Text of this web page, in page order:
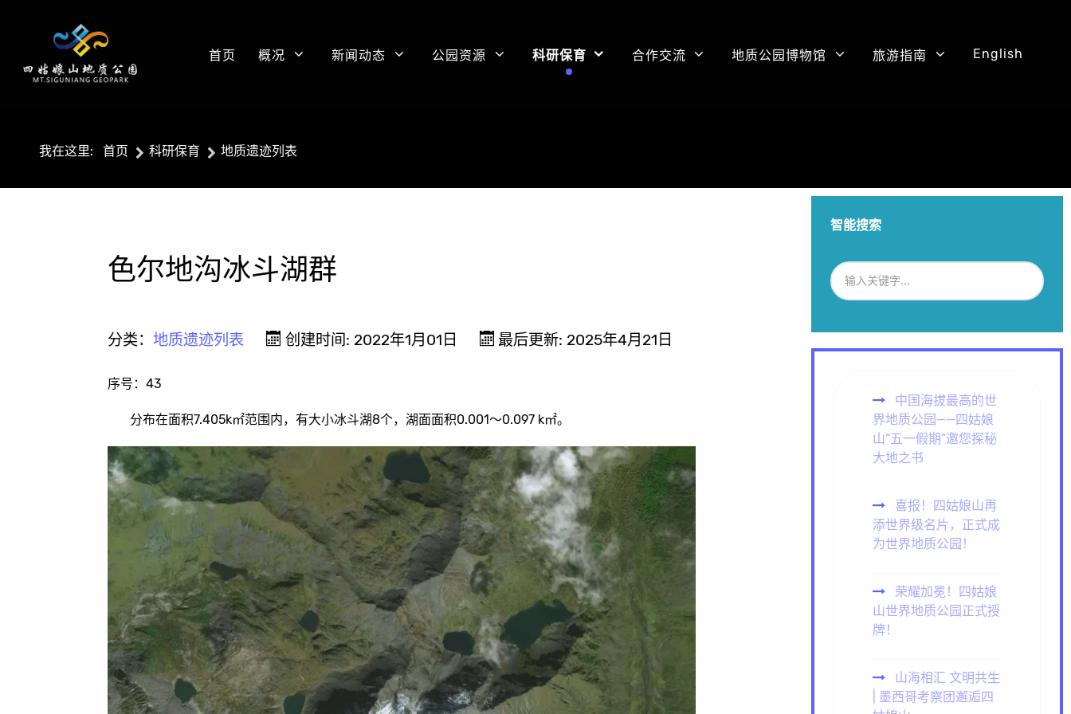
首页 概况 新闻动态 公园资源 科研保育 合作交流 地质公园博物馆 旅游指南 English
我在这里: 首页 科研保育 地质遗迹列表
色尔地沟冰斗湖群
分类： 地质遗迹列表 创建时间: 2022年1月01日 最后更新: 2025年4月21日
序号：43
分布在面积7.405k㎡范围内，有大小冰斗湖8个，湖面面积0.001～0.097 k㎡。
智能搜索
中国海拔最高的世
界地质公园——四姑娘
山“五一假期”邀您探秘
大地之书
喜报！四姑娘山再
添世界级名片，正式成
为世界地质公园！
荣耀加冕！四姑娘
山世界地质公园正式授
牌！
山海相汇 文明共生
| 墨西哥考察团邂逅四